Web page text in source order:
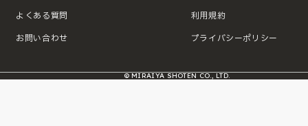
よくある質問
お問い合わせ
利用規約
プライバシーポリシー
© MIRAIYA SHOTEN CO., LTD.